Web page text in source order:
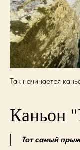
Так начинается
Каньон
Тот самый